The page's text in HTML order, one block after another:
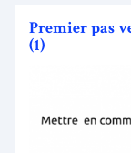
Premier pas
(1)